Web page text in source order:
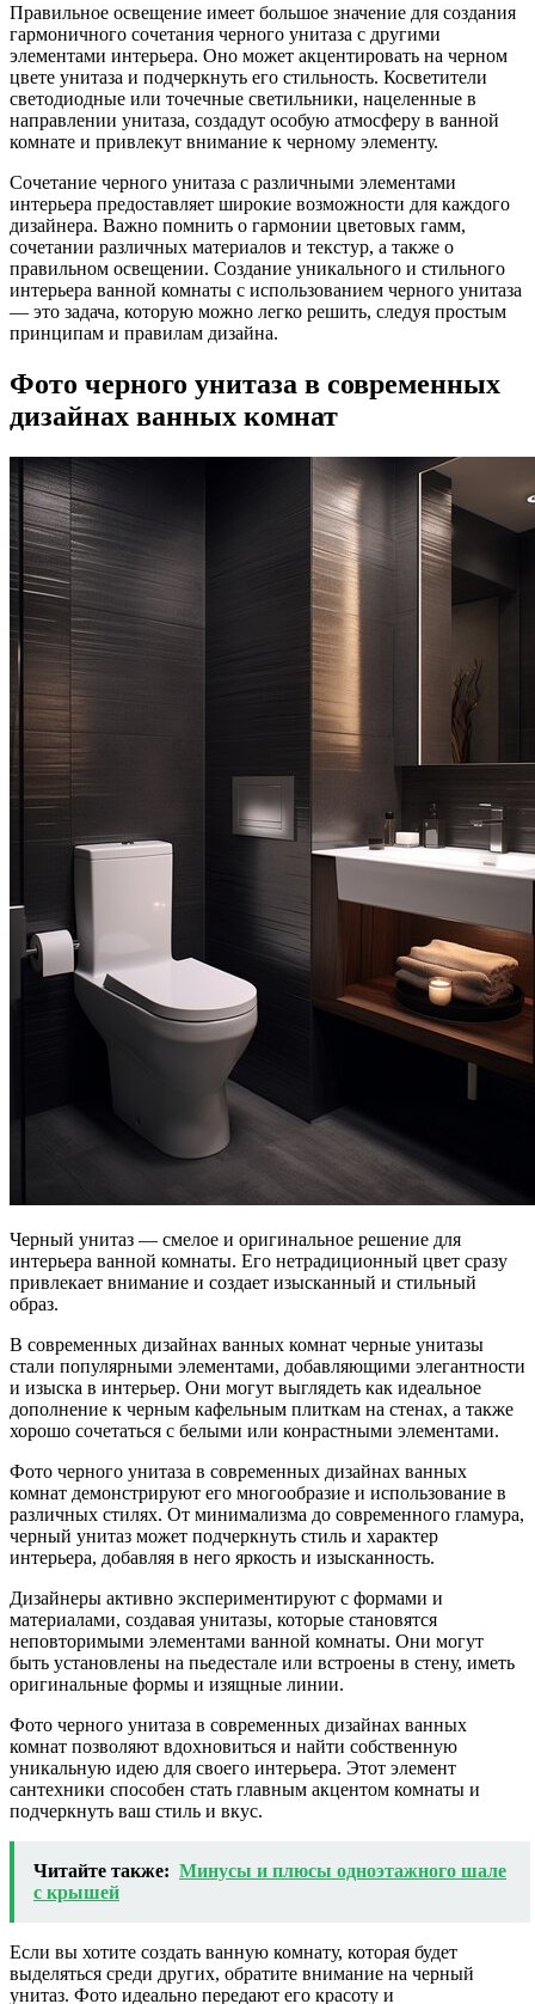
Правильное освещение имеет большое значение для создания
гармоничного сочетания черного унитаза с другими
элементами интерьера. Оно может акцентировать на черном
цвете унитаза и подчеркнуть его стильность. Косветители
светодиодные или точечные светильники, нацеленные в
направлении унитаза, создадут особую атмосферу в ванной
комнате и привлекут внимание к черному элементу.
Сочетание черного унитаза с различными элементами
интерьера предоставляет широкие возможности для каждого
дизайнера. Важно помнить о гармонии цветовых гамм,
сочетании различных материалов и текстур, а также о
правильном освещении. Создание уникального и стильного
интерьера ванной комнаты с использованием черного унитаза
— это задача, которую можно легко решить, следуя простым
принципам и правилам дизайна.
Фото черного унитаза в современных
дизайнах ванных комнат
Черный унитаз — смелое и оригинальное решение для
интерьера ванной комнаты. Его нетрадиционный цвет сразу
привлекает внимание и создает изысканный и стильный
образ.
В современных дизайнах ванных комнат черные унитазы
стали популярными элементами, добавляющими элегантности
и изыска в интерьер. Они могут выглядеть как идеальное
дополнение к черным кафельным плиткам на стенах, а также
хорошо сочетаться с белыми или конрастными элементами.
Фото черного унитаза в современных дизайнах ванных
комнат демонстрируют его многообразие и использование в
различных стилях. От минимализма до современного гламура,
черный унитаз может подчеркнуть стиль и характер
интерьера, добавляя в него яркость и изысканность.
Дизайнеры активно экспериментируют с формами и
материалами, создавая унитазы, которые становятся
неповторимыми элементами ванной комнаты. Они могут
быть установлены на пьедестале или встроены в стену, иметь
оригинальные формы и изящные линии.
Фото черного унитаза в современных дизайнах ванных
комнат позволяют вдохновиться и найти собственную
уникальную идею для своего интерьера. Этот элемент
сантехники способен стать главным акцентом комнаты и
подчеркнуть ваш стиль и вкус.
Читайте также: Минусы и плюсы одноэтажного шале
с крышей
Если вы хотите создать ванную комнату, которая будет
выделяться среди других, обратите внимание на черный
унитаз. Фото идеально передают его красоту и